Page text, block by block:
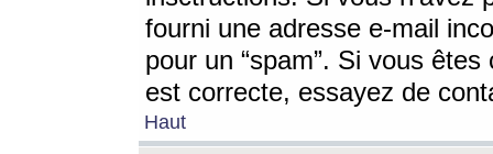
fourni une adresse e-mail
pour un “spam”. Si vous
est correcte, essayez de
Haut